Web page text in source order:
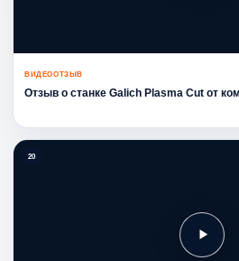
ВИДЕООТЗЫВ
Отзыв о станке Galich Plasma Cut от
20